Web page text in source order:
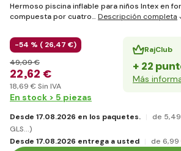
Hermoso piscina inflable para niños Intex en
compuesta por cuatro… Descripción completa
-54 % ( 26,47 €)
22,62 €
49,09 €
18,69 € Sin IVA
RajClub
+ 22
Más
En stock > 5 piezas
Desde 17.08.2026 en los paquetes. de 5
GLS...)
Desde 17.08.2026 entrega a usted
de 6,99